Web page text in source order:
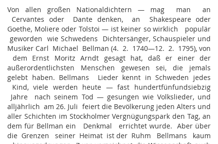
Von allen großen Nationaldichtern — mag man an
Cervantes oder Dante denken, an Shakespeare oder
Goethe, Moliere oder Tolstoi — ist keiner so wirklich populär
geworden wie Schwedens Dichtersänger, Schauspieler und
Musiker Carl Michael Bellman (4. 2. 1740—12. 2. 1795), von
dem Ernst Moritz Arndt gesagt hat, daß er einer der
außerordentlichsten Menschen gewesen sei, die jemals
gelebt haben. Bellmans Lieder kennt in Schweden jedes
Kind, viele werden heute — fast hundertfünfundsiebzig
Jahre nach seinem Tod — gesungen wie Volkslieder, und
alljährlich am 26. Juli feiert die Bevölkerung jeden Alters und
aller Schichten im Stockholmer Vergnügungspark den Tag, an
dem für Bellman ein Denkmal errichtet wurde. Aber über
die Grenzen seiner Heimat ist der Ruhm Bellmans kaum